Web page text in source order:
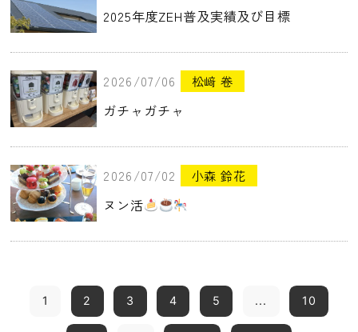
2025年度ZEH普及実績及び目標
2026/07/06 松﨑 卷
ガチャガチャ
2026/07/02 小森 鈴花
ヌン活
1 2 3 4 5 ... 10